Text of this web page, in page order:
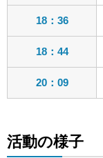
18：36
18：44
20：09
活動の様子